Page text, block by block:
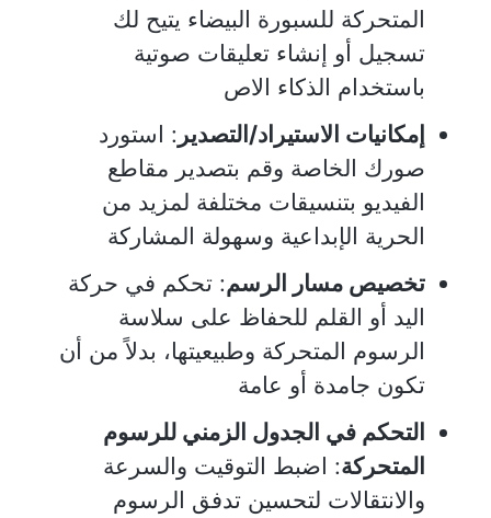
المتحركة للسبورة البيضاء يتيح لك
تسجيل أو إنشاء تعليقات صوتية
باستخدام الذكاء الاص
إمكانيات الاستيراد/التصدير : استورد
صورك الخاصة وقم بتصدير مقاطع
الفيديو بتنسيقات مختلفة لمزيد من
الحرية الإبداعية وسهولة المشاركة
تخصيص مسار الرسم: تحكم في حركة
اليد أو القلم للحفاظ على سلاسة
الرسوم المتحركة وطبيعيتها، بدلاً من أن
تكون جامدة أو عامة
التحكم في الجدول الزمني للرسوم
المتحركة: اضبط التوقيت والسرعة
والانتقالات لتحسين تدفق الرسوم